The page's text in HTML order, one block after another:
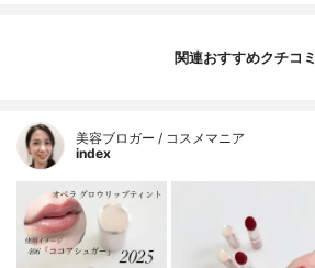
関連おすすめクチコミ
美容ブロガー / コスメマニア
index